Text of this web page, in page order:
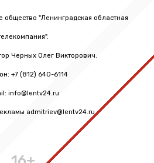
общество "Ленинградская областная
Черных Олег Викторович.
+7 (812) 640-6114
info@lentv24.ru
admitriev@lentv24.ru